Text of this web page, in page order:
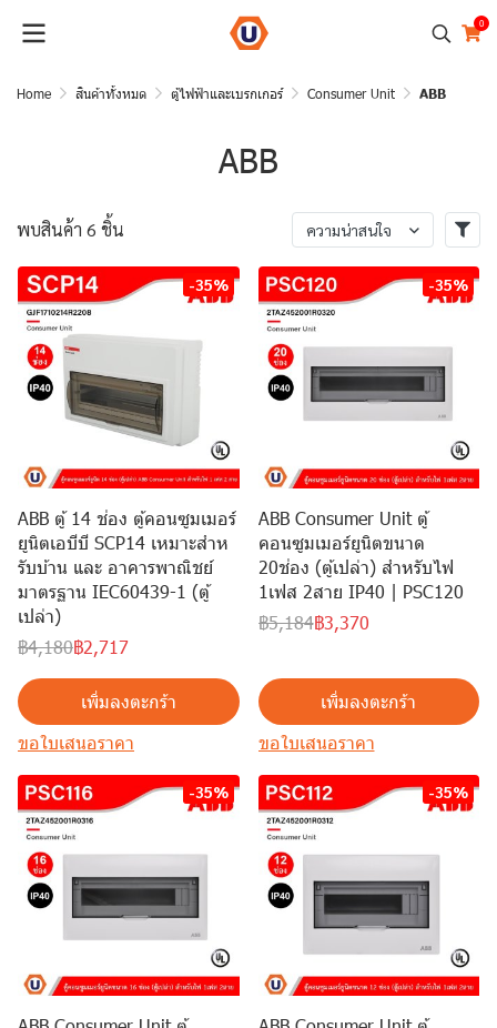
0
Home สินค้าทั้งหมด ตู้ไฟฟ้าและเบรกเกอร์ Consumer Unit ABB
ABB
พบสินค้า 6 ชิ้น ความน่าสนใจ
-35%
ABB ตู้ 14 ช่อง ตู้คอนซูมเมอร์
ยูนิตเอบีบี SCP14 เหมาะสําห
รับบ้าน และ อาคารพาณิชย์
มาตรฐาน IEC60439-1 (ตู้
เปล่า)
฿4,180฿2,717
เพิ่มลงตะกร้า
ขอใบเสนอราคา
-35%
ABB Consumer Unit ตู้
คอนซูมเมอร์ยูนิตขนาด
20ช่อง (ตู้เปล่า) สำหรับไฟ
1เฟส 2สาย IP40 | PSC120
฿5,184฿3,370
เพิ่มลงตะกร้า
ขอใบเสนอราคา
-35% -35%